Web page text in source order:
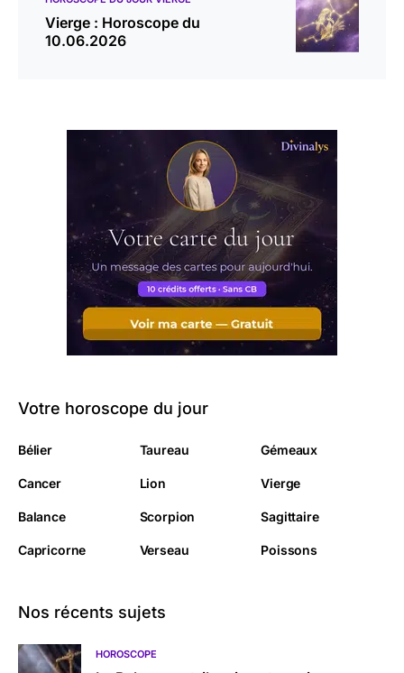
Vierge : Horoscope du
10.06.2026
Votre horoscope du jour
Bélier Taureau Gémeaux
Cancer Lion Vierge
Balance Scorpion Sagittaire
Capricorne Verseau Poissons
Nos récents sujets
HOROSCOPE